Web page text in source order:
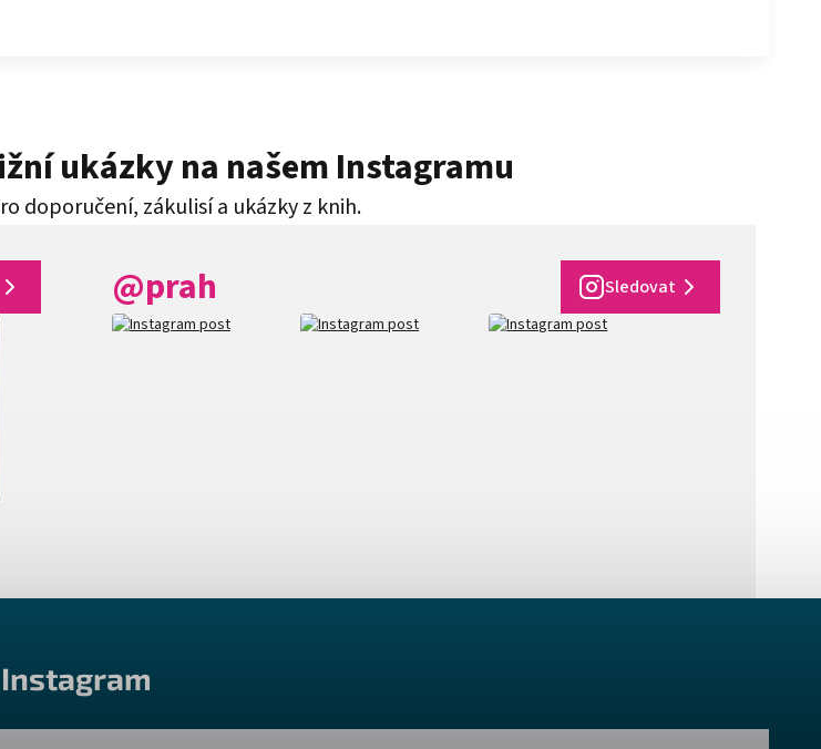
ukázky na našem Instagramu
doporučení, zákulisí a ukázky z knih.
@prah Sledovat
Instagram